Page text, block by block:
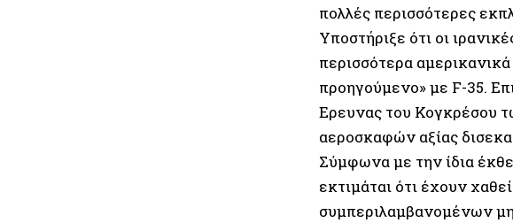
πολλές περισσότερες
Υποστήριξε ότι οι
περισσότερα
προηγούμενο» με F-35.
Ερευνας του Κογκρέσου
αεροσκαφών αξίας
Σύμφωνα με την ίδια
εκτιμάται ότι έχουν
συμπεριλαμβανομένων